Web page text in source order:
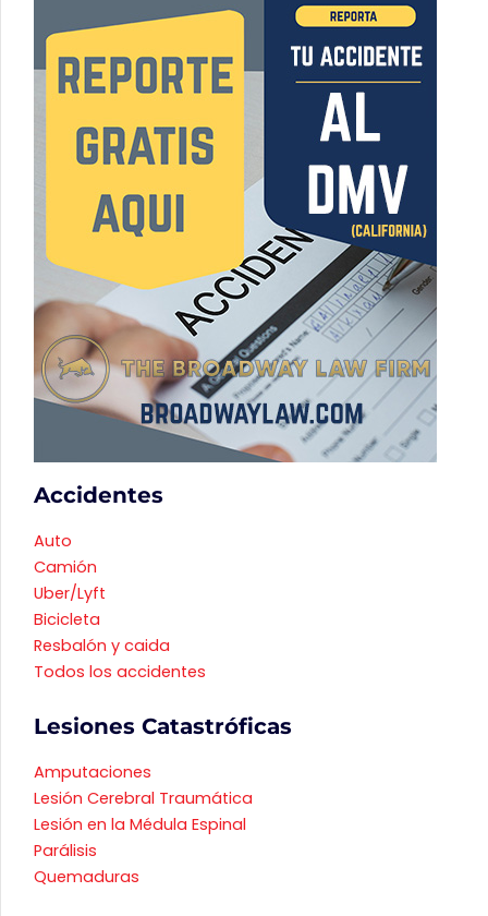
Accidentes
Auto
Camión
Uber/Lyft
Bicicleta
Resbalón y caida
Todos los accidentes
Lesiones Catastróficas
Amputaciones
Lesión Cerebral Traumática
Lesión en la Médula Espinal
Parálisis
Quemaduras